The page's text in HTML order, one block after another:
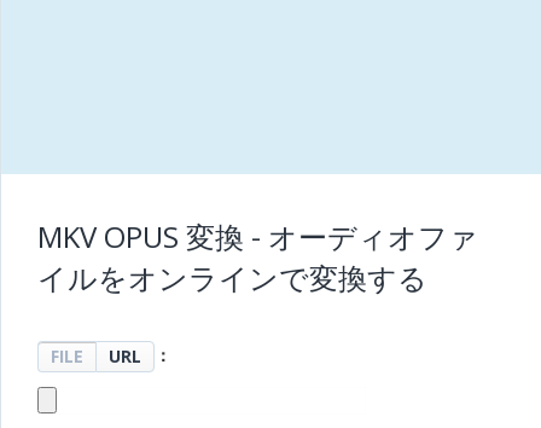
MKV OPUS 変換 - オーディオファ
イルをオンラインで変換する
FILE URL ：